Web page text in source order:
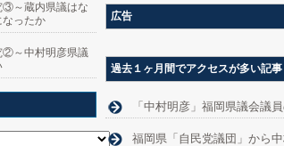
③～蔵内県議はな
なったか
②～中村明彦県議
広告
過去１ヶ月間でアクセスが多い記事
「中村明彦」福岡県議会議
福岡県「自民党議団」から